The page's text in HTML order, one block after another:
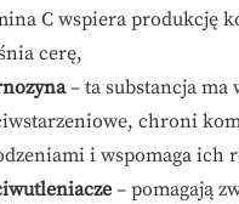
C wspiera produkcję
cerę,
– ta substancja ma
chroni
i wspomaga ich
– pomagają